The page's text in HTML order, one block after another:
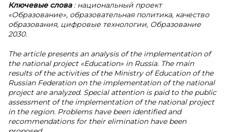
Ключевые слова : национальный проект
«Образование», образовательная политика, качество
образования, цифровые технологии, Образование
2030.
The article presents an analysis of the implementation of
the national project «Education» in Russia. The main
results of the activities of the Ministry of Education of the
Russian Federation on the implementation of the national
project are analyzed. Special attention is paid to the public
assessment of the implementation of the national project
in the region. Problems have been identified and
recommendations for their elimination have been